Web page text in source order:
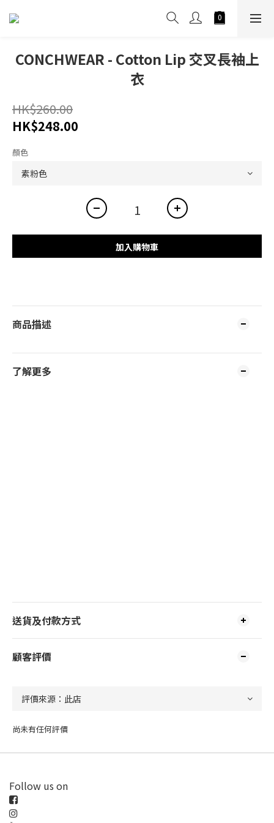
CONCHWEAR - Cotton Lip 交叉長袖上
衣
HK$260.00
HK$248.00
顏色
加入購物車
商品描述
了解更多
送貨及付款方式
顧客評價
尚未有任何評價
Follow us on